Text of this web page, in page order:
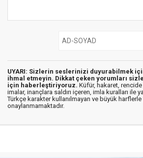
UYARI: Sizlerin seslerinizi duyurabilmek
ihmal etmeyin. Dikkat çeken yorumları
için haberleştiriyoruz. Küfür, hakaret,
imalar, inançlara saldırı içeren, imla kuralları ile
Türkçe karakter kullanılmayan ve büyük harflerle
onaylanmamaktadır.